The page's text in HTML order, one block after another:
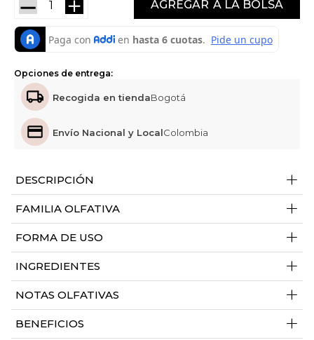
AGREGAR
Opciones de entrega:
Recogida en tiendaBogotá
Envío Nacional y LocalColombia
DESCRIPCIÓN +
FAMILIA OLFATIVA +
FORMA DE USO +
INGREDIENTES +
NOTAS OLFATIVAS +
BENEFICIOS +